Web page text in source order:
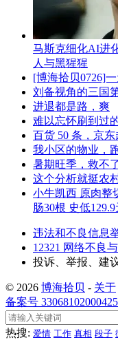
马斯克细化AI进
人与黑猩猩
[博海拾贝0726]
刘备视角的三国
进退都是路，爽
难以忘怀刷到过
百货 50 条，京
我小区的物业，
暑期旺季，救不
这个分析就挺农
小牛凯西 原肉整
肠30根 史低
违法和不良信息
12321 网络不良
投诉、举报、建
© 2026 博海拾贝 - 关于
备案号 33068102000425
热搜: 爱情 工作 真相 段子